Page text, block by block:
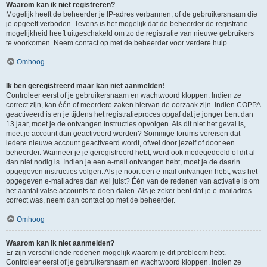
Waarom kan ik niet registreren?
Mogelijk heeft de beheerder je IP-adres verbannen, of de gebruikersnaam die
je opgeeft verboden. Tevens is het mogelijk dat de beheerder de registratie
mogelijkheid heeft uitgeschakeld om zo de registratie van nieuwe gebruikers
te voorkomen. Neem contact op met de beheerder voor verdere hulp.
Omhoog
Ik ben geregistreerd maar kan niet aanmelden!
Controleer eerst of je gebruikersnaam en wachtwoord kloppen. Indien ze
correct zijn, kan één of meerdere zaken hiervan de oorzaak zijn. Indien COPPA
geactiveerd is en je tijdens het registratieproces opgaf dat je jonger bent dan
13 jaar, moet je de ontvangen instructies opvolgen. Als dit niet het geval is,
moet je account dan geactiveerd worden? Sommige forums vereisen dat
iedere nieuwe account geactiveerd wordt, ofwel door jezelf of door een
beheerder. Wanneer je je geregistreerd hebt, werd ook medegedeeld of dit al
dan niet nodig is. Indien je een e-mail ontvangen hebt, moet je de daarin
opgegeven instructies volgen. Als je nooit een e-mail ontvangen hebt, was het
opgegeven e-mailadres dan wel juist? Één van de redenen van activatie is om
het aantal valse accounts te doen dalen. Als je zeker bent dat je e-mailadres
correct was, neem dan contact op met de beheerder.
Omhoog
Waarom kan ik niet aanmelden?
Er zijn verschillende redenen mogelijk waarom je dit probleem hebt.
Controleer eerst of je gebruikersnaam en wachtwoord kloppen. Indien ze